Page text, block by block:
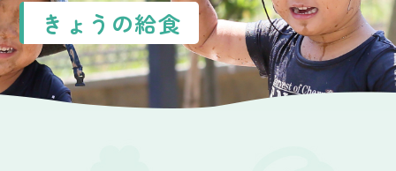
きょうの給食